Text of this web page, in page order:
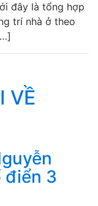
đây là tổng hợp
trí nhà ở theo
VỀ
điển 3